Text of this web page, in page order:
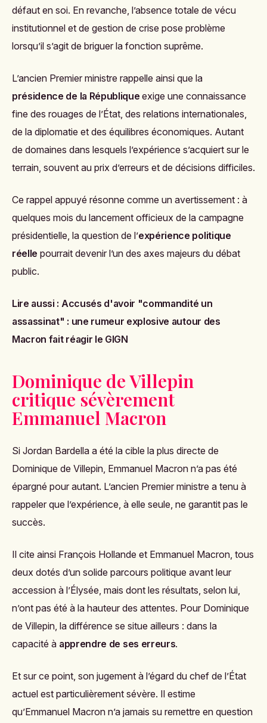
défaut en soi. En revanche, l’absence totale de vécu
institutionnel et de gestion de crise pose problème
lorsqu’il s’agit de briguer la fonction suprême.
L’ancien Premier ministre rappelle ainsi que la
présidence de la République exige une connaissance
fine des rouages de l’État, des relations internationales,
de la diplomatie et des équilibres économiques. Autant
de domaines dans lesquels l’expérience s’acquiert sur le
terrain, souvent au prix d’erreurs et de décisions difficiles.
Ce rappel appuyé résonne comme un avertissement : à
quelques mois du lancement officieux de la campagne
présidentielle, la question de l’expérience politique
réelle pourrait devenir l’un des axes majeurs du débat
public.
Lire aussi : Accusés d'avoir "commandité un
assassinat" : une rumeur explosive autour des
Macron fait réagir le GIGN
Dominique de Villepin
critique sévèrement
Emmanuel Macron
Si Jordan Bardella a été la cible la plus directe de
Dominique de Villepin, Emmanuel Macron n’a pas été
épargné pour autant. L’ancien Premier ministre a tenu à
rappeler que l’expérience, à elle seule, ne garantit pas le
succès.
Il cite ainsi François Hollande et Emmanuel Macron, tous
deux dotés d’un solide parcours politique avant leur
accession à l’Élysée, mais dont les résultats, selon lui,
n’ont pas été à la hauteur des attentes. Pour Dominique
de Villepin, la différence se situe ailleurs : dans la
capacité à apprendre de ses erreurs.
Et sur ce point, son jugement à l’égard du chef de l’État
actuel est particulièrement sévère. Il estime
qu’Emmanuel Macron n’a jamais su remettre en question